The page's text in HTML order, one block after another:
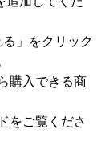
」をクリック
購入できる商
をご覧くださ